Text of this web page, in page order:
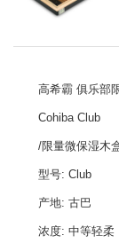
高希霸 俱乐部
Cohiba Club
/限量微保湿木
型号: Club
产地: 古巴
浓度: 中等轻柔